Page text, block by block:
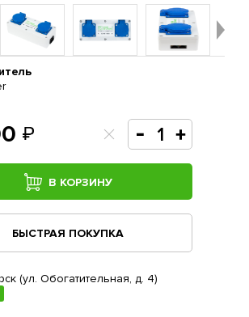
В КОРЗИНУ
БЫСТРАЯ ПОКУПКА
(ул. Обогатительная, д. 4)